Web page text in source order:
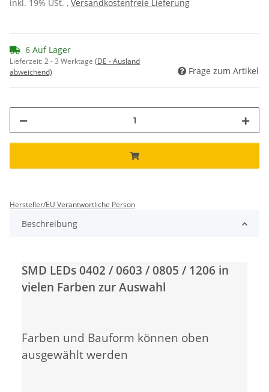
inkl. 19% USt. , Versandkostenfreie Lieferung
6 Auf Lager
Lieferzeit:2 - 3 Werktage (DE - Ausland
abweichend)
Frage zum Artikel
Hersteller/EU Verantwortliche Person
Beschreibung
SMD LEDs 0402 / 0603 / 0805 / 1206 in
vielen Farben zur Auswahl
Farben und Bauform können oben
ausgewählt werden